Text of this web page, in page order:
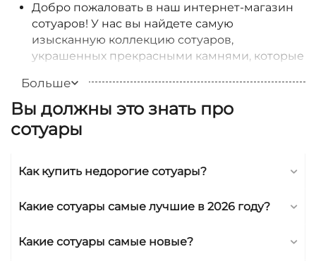
Добро пожаловать в наш интернет-магазин
сотуаров! У нас вы найдете самую
изысканную коллекцию сотуаров,
украшенных прекрасными камнями, которые
неповторимую индивидуальность. Мы
гарантируем высокое качество нашей
продукции, так как все украшения проходят
тщательную проверку и сертификацию.
элегантности и стиля. Они станут отличным
постоянно обновляем наш ассортимент,
модные новинки. Наши цены приятно удивят
вас, и вас обязательно порадует возможность
Больше
Вы должны это знать про
сотуары
Как купить недорогие сотуары?
Какие сотуары самые лучшие в 2026 году?
Какие сотуары самые новые?